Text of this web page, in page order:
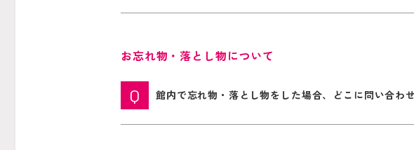
お忘れ物・落とし物について
館内で忘れ物・落とし物をした場合、どこに問い合わ